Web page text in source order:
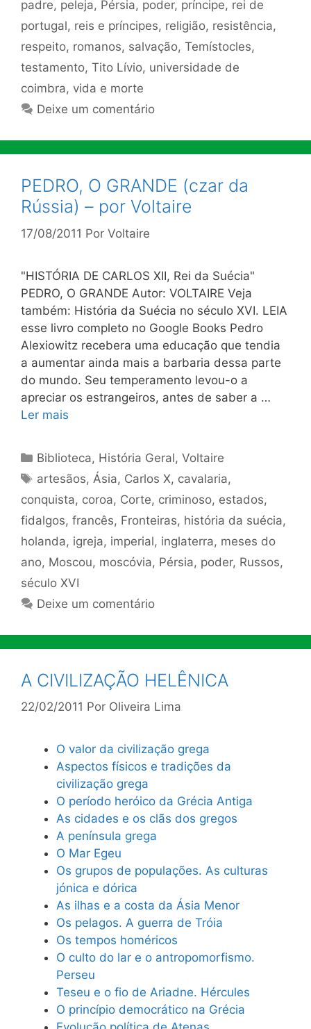
padre, peleja, Pérsia, poder, príncipe, rei de
portugal, reis e príncipes, religião, resistência,
respeito, romanos, salvação, Temístocles,
testamento, Tito Lívio, universidade de
coimbra, vida e morte
Deixe um comentário
PEDRO, O GRANDE (czar da
Rússia) – por Voltaire
17/08/2011 Por Voltaire
"HISTÓRIA DE CARLOS XII, Rei da Suécia"
PEDRO, O GRANDE Autor: VOLTAIRE Veja
também: História da Suécia no século XVI. LEIA
esse livro completo no Google Books Pedro
Alexiowitz recebera uma educação que tendia
a aumentar ainda mais a barbaria dessa parte
do mundo. Seu temperamento levou-o a
apreciar os estrangeiros, antes de saber a …
Ler mais
Categorias
Biblioteca, História Geral,Voltaire
Tags
artesãos, Ásia, Carlos X, cavalaria,
conquista, coroa, Corte, criminoso, estados,
fidalgos, francês, Fronteiras, história da suécia,
holanda, igreja, imperial, inglaterra, meses do
ano, Moscou, moscóvia, Pérsia, poder, Russos,
século XVI
Deixe um comentário
A CIVILIZAÇÃO HELÊNICA
22/02/2011 Por Oliveira Lima
O valor da civilização grega
Aspectos físicos e tradições da
civilização grega
O período heróico da Grécia Antiga
As cidades e os clãs dos gregos
A península grega
O Mar Egeu
Os grupos de populações. As culturas
jónica e dórica
As ilhas e a costa da Ásia Menor
Os pelagos. A guerra de Tróia
Os tempos homéricos
O culto do lar e o antropomorfismo.
Perseu
Teseu e o fio de Ariadne. Hércules
O princípio democrático na Grécia